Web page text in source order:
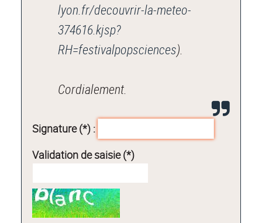
lyon.fr/decouvrir-la-meteo-
374616.kjsp?
RH=festivalpopsciences).
Cordialement.
Signature (*) :
Validation de saisie (*)